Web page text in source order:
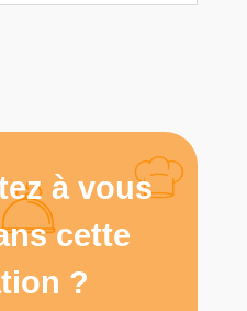
à vous
cette
?